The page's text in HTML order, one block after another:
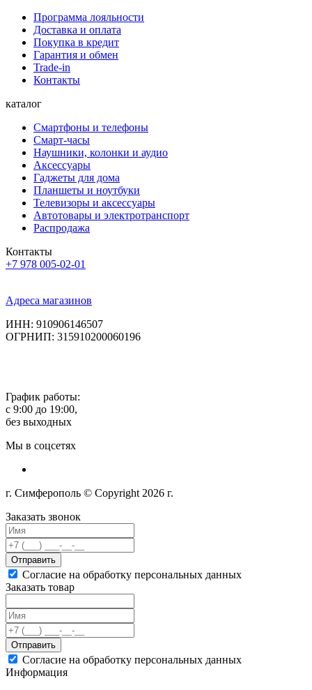
Программа лояльности
Доставка и оплата
Покупка в кредит
Гарантия и обмен
Trade-in
Контакты
каталог
Смартфоны и телефоны
Смарт-часы
Наушники, колонки и аудио
Аксессуары
Гаджеты для дома
Планшеты и ноутбуки
Телевизоры и аксессуары
Автотовары и электротранспорт
Распродажа
Контакты
+7 978 005-02-01
Адреса магазинов
ИНН: 910906146507
ОГРНИП: 315910200060196
График работы:
с 9:00 до 19:00,
без выходных
Мы в соцсетях
г. Симферополь © Copyright 2026 г.
Заказать звонок
Отправить
Согласие на обработку персональных данных
Заказать товар
Отправить
Согласие на обработку персональных данных
Информация